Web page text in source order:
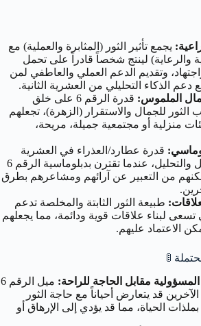
يجمع تأثير الثور (المثابرة والعملية) مع
والرعاية) لينتج شخصاً قادراً على تحمل
وتقديم الدعم العملي والعاطفي لمن
الذكاء التحليلي من العشرية الثانية.
الملموس:
قدرة الرقم 6 على خلق
الثور للجمال والاستقرار (الزهرة)، تجعلهم
منزلية أو مجتمعية جميلة، مريحة،
قدرة عطارد/العذراء في العشرية
الثانية على التواصل والتحليل، عندما تقترن بدبلوماسية الرقم 6
من التعبير عن آرائهم ومشاعرهم بطرق
طبيعة الثور الثابتة والمخلصة تدعم
الرقم 6 التي تسعى لبناء علاقات قوية ودائمة، مما يجعلهم
الاعتماد عليهم.
🚦
مقابل الحاجة للراحة:
ميل الرقم 6
قد يتعارض أحياناً مع حاجة الثور
الحياة، مما قد يؤدي إلى الإرهاق أو